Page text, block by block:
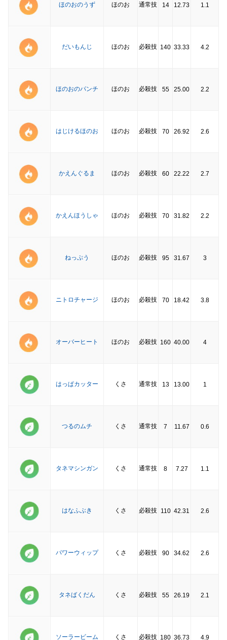
ほのおのうず ほのお 通常技 14 12.73 1.1
だいもんじ ほのお 必殺技 140 33.33 4.2
ほのおのパンチ ほのお 必殺技 55 25.00 2.2
はじけるほのお ほのお 必殺技 70 26.92 2.6
かえんぐるま ほのお 必殺技 60 22.22 2.7
かえんほうしゃ ほのお 必殺技 70 31.82 2.2
ねっぷう ほのお 必殺技 95 31.67 3
ニトロチャージ ほのお 必殺技 70 18.42 3.8
オーバーヒート ほのお 必殺技 160 40.00 4
はっぱカッター くさ 通常技 13 13.00 1
つるのムチ くさ 通常技 7 11.67 0.6
タネマシンガン くさ 通常技 8 7.27 1.1
はなふぶき くさ 必殺技 110 42.31 2.6
パワーウィップ くさ 必殺技 90 34.62 2.6
タネばくだん くさ 必殺技 55 26.19 2.1
ソーラービーム くさ 必殺技 180 36.73 4.9